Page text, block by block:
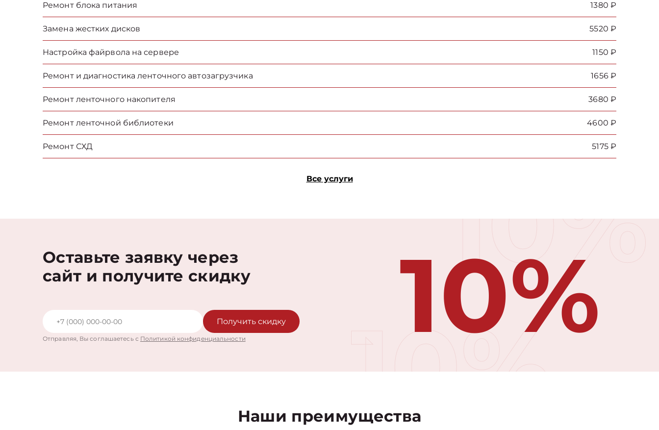
Ремонт блока питания 1380 ₽
Замена жестких дисков 5520 ₽
Настройка файрвола на сервере 1150 ₽
Ремонт и диагностика ленточного автозагрузчика 1656 ₽
Ремонт ленточного накопителя 3680 ₽
Ремонт ленточной библиотеки 4600 ₽
Ремонт СХД 5175 ₽
Все услуги
Оставьте заявку через
сайт и получите скидку
Получить скидку
Отправляя, Вы соглашаетесь с Политикой конфиденциальности 10%
10%
10%
Наши преимущества